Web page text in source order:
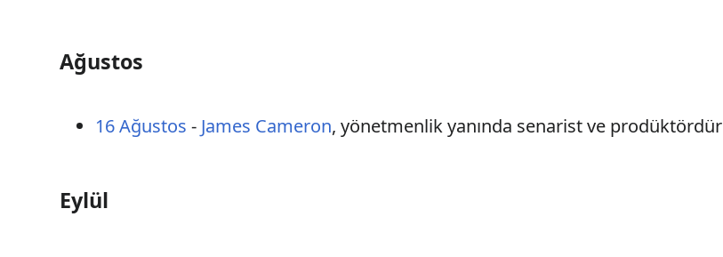
Ağustos
16 Ağustos - James Cameron, yönetmenlik yanında senarist ve prodüktördür
Eylül